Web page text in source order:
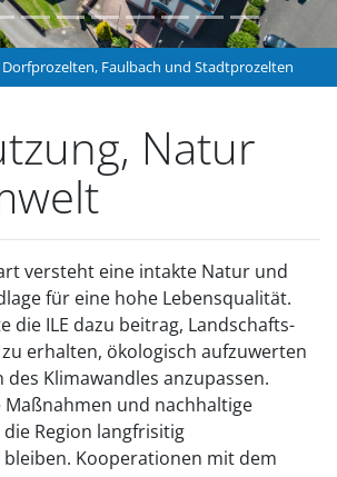
Faulbach und Stadtprozelten
Natur
versteht eine intakte Natur und
für eine hohe Lebensqualität.
die ILE dazu beitrag, Landschafts-
erhalten, ökologisch aufzuwerten
des Klimawandles anzupassen.
und nachhaltige
Region langfrisitig
Kooperationen mit dem